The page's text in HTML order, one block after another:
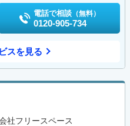
電話で相談 （無料）
0120-905-734
スを見る
社フリースペース